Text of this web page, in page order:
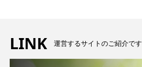
LINK 運営するサイトのご紹介です